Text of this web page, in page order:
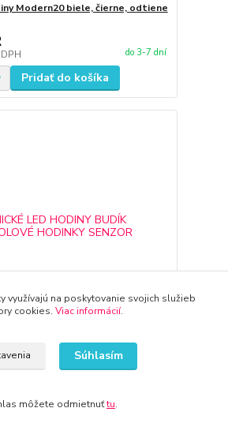
Modern20 biele, čierne, odtiene
do 3-7 dní
Pridať do košíka
využívajú na poskytovanie svojich služieb
cookies. Viac informácií.
Súhlasím
môžete odmietnuťtu.